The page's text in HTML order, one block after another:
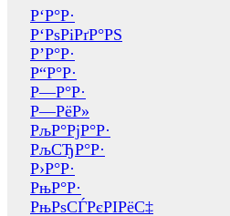
Р‘Р°Р·
Р‘РѕРіРґР°РЅ
Р’Р°Р·
Р“Р°Р·
Р—Р°Р·
Р—РёР»
РљР°РјР°Р·
РљСЂР°Р·
Р›Р°Р·
РњР°Р·
РњРѕСЃРєРІРёС‡